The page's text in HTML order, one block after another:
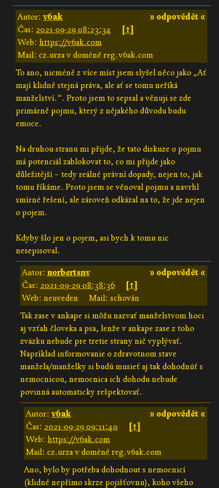
» odpovědět «
Autor:v6ak
Čas: 2021-09-29 08:23:34
[↑]
Web:https://v6ak.com
Mail: cz.urza v doméně reg.v6ak.com
To ano, nicméně z více míst jsem slyšel něco jako „Ať
mají klidně stejná práva, ale ať se tomu neříká
manželství.“. Proto jsem to sepsal a věnuji se zde
primárně pojmu, který z nějakého důvodu budu
emoce.
Na druhou stranu mi přijde, že tato diskuze o pojmu
má potenciál zablokovat to, co mi přijde jako
důležitější – tedy reálné právní dopady, nejen to, jak
tomu říkáme. Proto jsem se věnoval pojmu a navrhl
smírné řešení, ale zároveň odkázal na to, že jde nejen
o pojem.
Kdyby šlo jen o pojem, asi bych k tomu nic
nesepisoval.
» odpovědět «
Autor:norbertsnv
Čas: 2021-09-29 08:38:36
[↑]
Web: neuveden
Mail: schován
Tak zase v ankape si môžu nazvať manželstvom hoci
aj vzťah človeka a psa, lenže v ankape zase z toho
zväzku nebude pre tretie strany nič vyplývať.
Napríklad informovanie o zdravotnom stave
manžela/manželky si budú musieť aj tak dohodnúť s
nemocnicou, nemocnica ich dohodu nebude
povinná automaticky rešpektovať.
» odpovědět «
Autor: v6ak
Čas: 2021-09-29 09:11:40
[↑]
Web: https://v6ak.com
Mail: cz.urza v doméně reg.v6ak.com
Ano, bylo by potřeba dohodnout s nemocnicí
(klidně nepřímo skrze pojišťovnu), koho všeho